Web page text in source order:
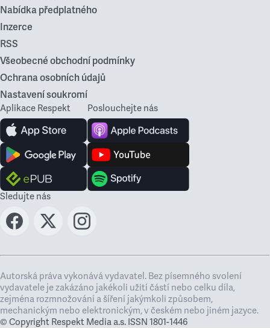
Nabídka předplatného
Inzerce
RSS
Všeobecné obchodní podmínky
Ochrana osobních údajů
Nastavení soukromí
Aplikace Respekt Poslouchejte nás
Sledujte nás
Autorská práva vykonává vydavatel. Bez písemného svolení
vydavatele je zakázáno jakékoli užití částí nebo celku díla,
zejména rozmnožování a šíření jakýmkoli způsobem,
mechanickým nebo elektronickým, v českém nebo jiném jazyce.
© Copyright Respekt Media a.s. ISSN 1801-1446